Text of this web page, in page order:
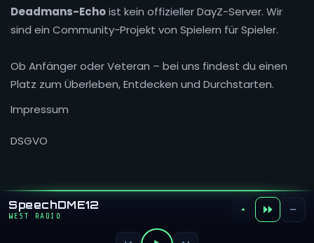
Deadmans-Echoist kein offizieller DayZ-Server. Wir
sind ein Community-Projekt von Spielern für Spieler.
Ob Anfänger oder Veteran – bei uns findest du einen
Platz zum Überleben, Entdecken und Durchstarten.
Impressum
DSGVO
COPYRIGHT © 2025 - ALL RIGHTS RESERVED BY
STATIONS ×
88.1 MHz
SpeechDME12
WEST RADIO